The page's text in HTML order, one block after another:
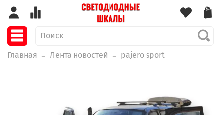
Главная Лента новостей pajero sport